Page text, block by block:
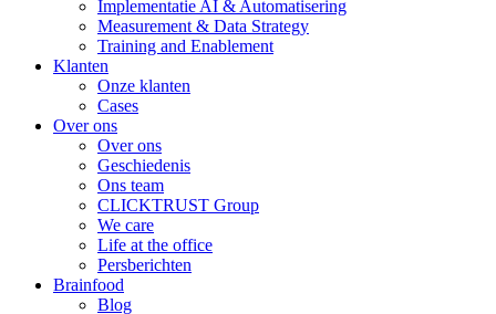
Implementatie AI & Automatisering
Measurement & Data Strategy
Training and Enablement
Klanten
Onze klanten
Cases
Over ons
Over ons
Geschiedenis
Ons team
CLICKTRUST Group
We care
Life at the office
Persberichten
Brainfood
Blog